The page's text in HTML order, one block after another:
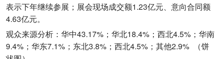
表示下年继续参展；展会现场成交额1.23亿元、意向合同额
4.63亿元。
观众来源分析：华中43.17%；华北18.4%；西北4.5%；华南
9.4%；华东7.1%；东北3.8%；西北4.5%；其他2.9% （饼